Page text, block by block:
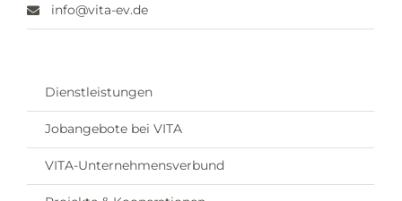
info@vita-ev.de
Dienstleistungen
Jobangebote bei VITA
VITA-Unternehmensverbund